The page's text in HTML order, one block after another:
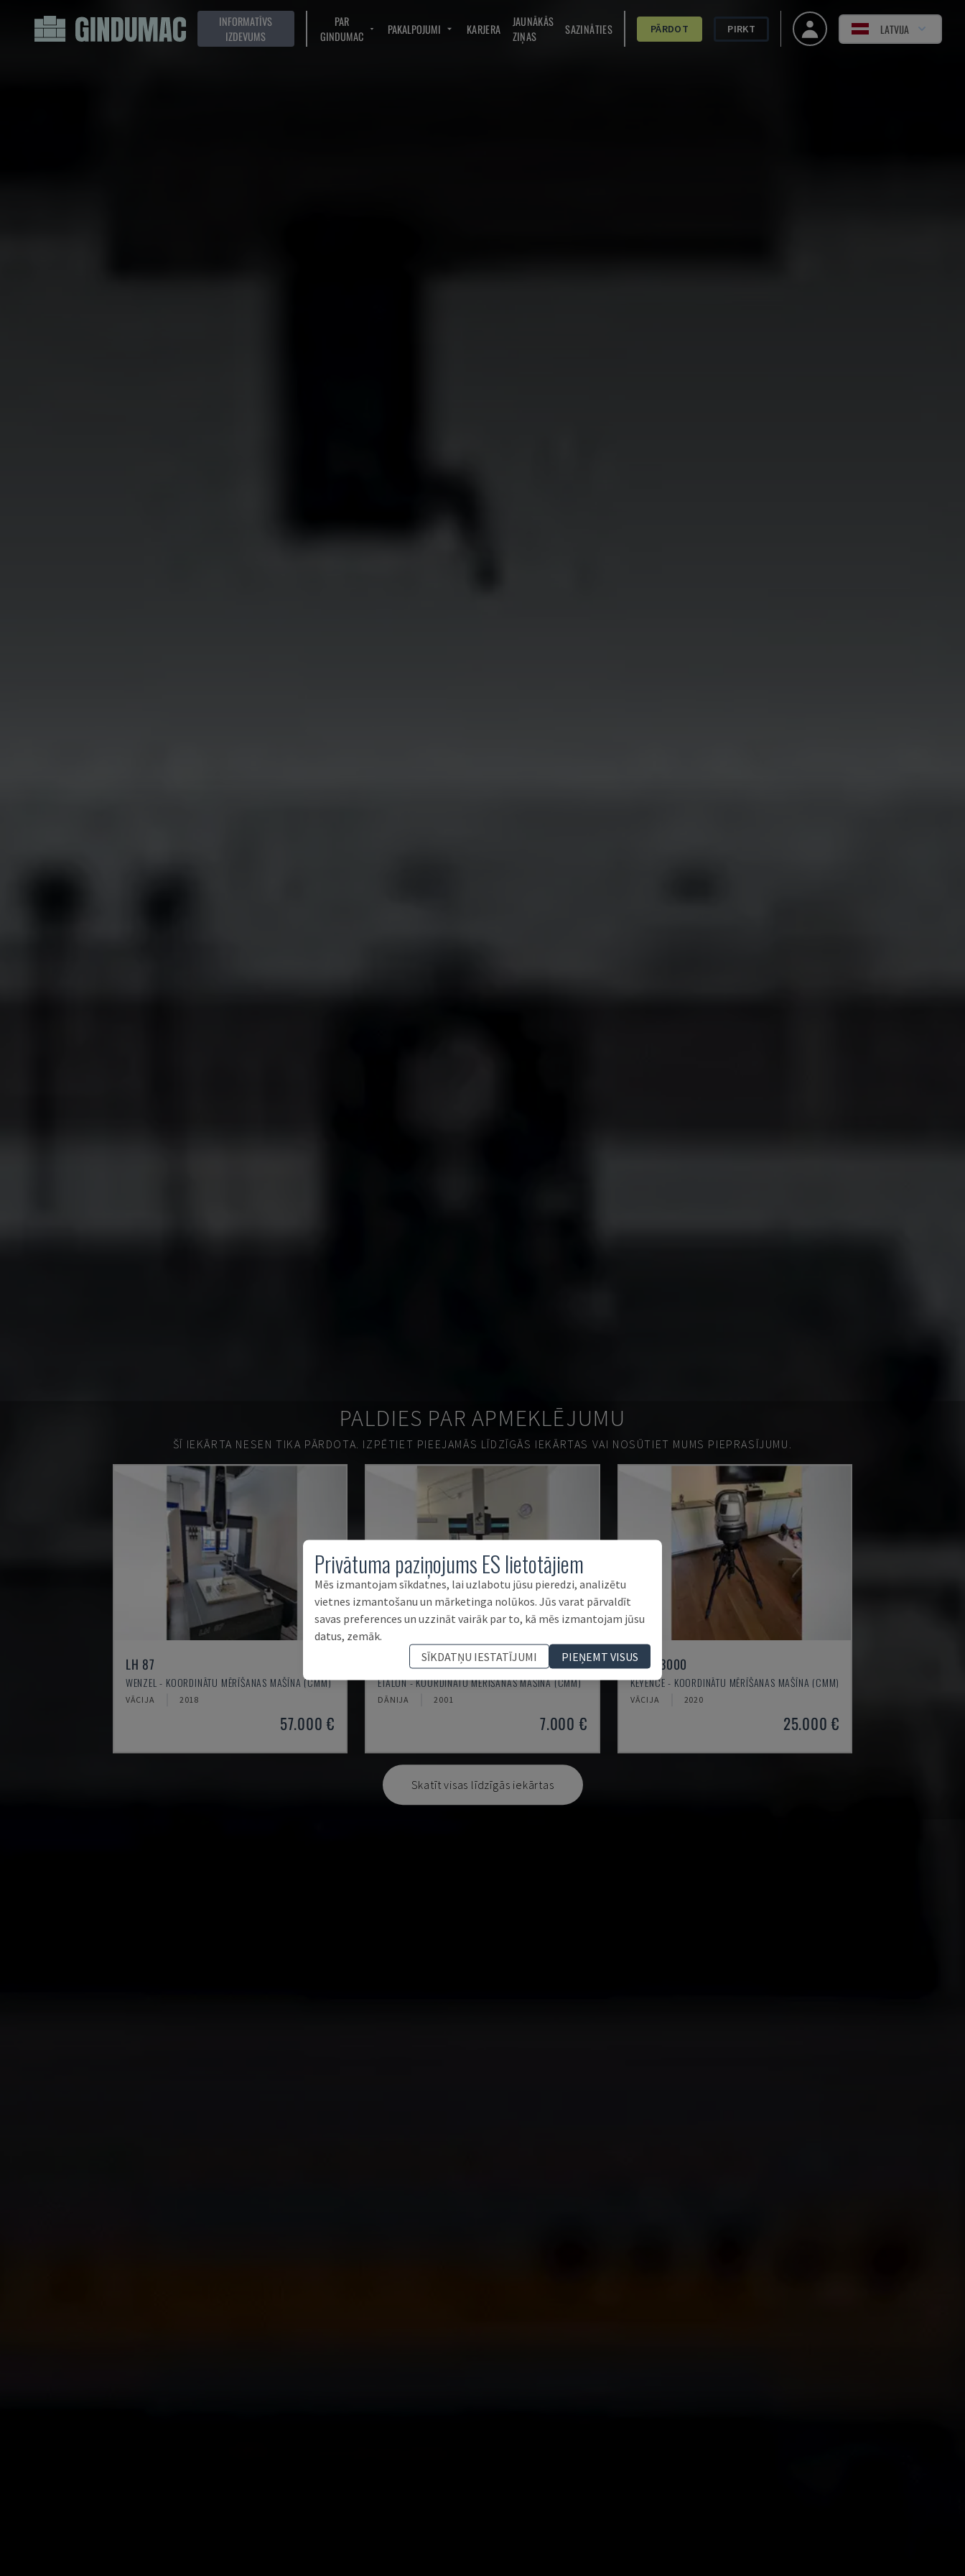
INFORMATĪVS
IZDEVUMS
PAR
GINDUMAC
PAKALPOJUMI KARJERA
JAUNĀKĀS
ZIŅAS
SAZINĀTIES PĀRDOT PIRKT LATVIJA
PALDIES PAR APMEKLĒJUMU
ŠĪ IEKĀRTA NESEN TIKA PĀRDOTA. IZPĒTIET PIEEJAMĀS LĪDZĪGĀS IEKĀRTAS VAI NOSŪTIET MUMS PIEPRASĪJUMU.
LH 87
WENZEL - KOORDINĀTU MĒRĪŠANAS MAŠĪNA (CMM)
VĀCIJA 2018
57.000 €
DERBY 454
ETALON - KOORDINĀTU MĒRĪŠANAS MAŠĪNA (CMM)
DĀNIJA 2001
7.000 €
WM C3000
KEYENCE - KOORDINĀTU MĒRĪŠANAS MAŠĪNA (CMM)
VĀCIJA 2020
25.000 €
Skatīt visas līdzīgās iekārtas
Privātuma paziņojums ES lietotājiem
Mēs izmantojam sīkdatnes, lai uzlabotu jūsu pieredzi, analizētu
vietnes izmantošanu un mārketinga nolūkos. Jūs varat pārvaldīt
savas preferences un uzzināt vairāk par to, kā mēs izmantojam jūsu
datus, zemāk.
SĪKDATŅU IESTATĪJUMI
PIEŅEMT VISUS